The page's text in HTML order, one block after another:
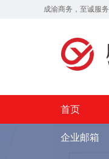
成渝商务，至诚服务
首页
企业邮箱